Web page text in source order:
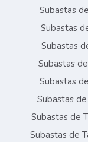
Subastas
Subastas
Subastas
Subastas
Subastas
Subastas
Subastas de
Subastas de